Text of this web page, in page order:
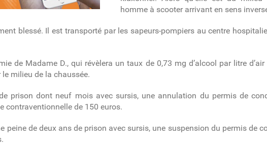
homme à scooter arrivant en sens
blessé. Il est transporté par les sapeurs-pompiers au centre
de Madame D., qui révèlera un taux de 0,73 mg d’alcool par litre
le milieu de la chaussée.
prison dont neuf mois avec sursis, une annulation du permis de
contraventionnelle de 150 euros.
peine de deux ans de prison avec sursis, une suspension du permis de